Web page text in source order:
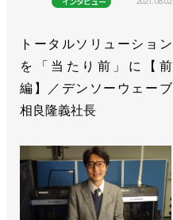
トータルソリューション
を「当たり前」に【前
編】／デンソーウェーブ
相良隆義社長